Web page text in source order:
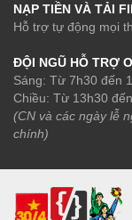
NẠP TIỀN VÀ TẢI
Hỗ trợ tự động mọi
ĐỘI NGŨ HỖ TRỢ
Sáng: Từ 7h30 đến
Chiều: Từ 13h30
(CN và các ngày lễ
chính)